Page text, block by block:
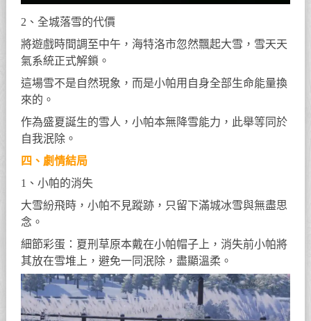
2、全城落雪的代價
將遊戲時間調至中午，海特洛市忽然飄起大雪，雪天天
氣系統正式解鎖。
這場雪不是自然現象，而是小帕用自身全部生命能量換
來的。
作為盛夏誕生的雪人，小帕本無降雪能力，此舉等同於
自我泯除。
四、劇情結局
1、小帕的消失
大雪紛飛時，小帕不見蹤跡，只留下滿城冰雪與無盡思
念。
細節彩蛋：夏刑草原本戴在小帕帽子上，消失前小帕將
其放在雪堆上，避免一同泯除，盡顯溫柔。